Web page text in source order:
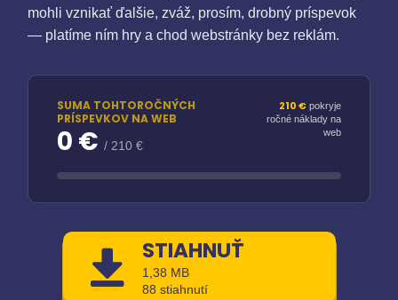
mohli vznikať ďalšie, zváž, prosím, drobný príspevok
— platíme ním hry a chod webstránky bez reklám.
SUMA TOHTOROČNÝCH
PRÍSPEVKOV NA WEB
0 €/ 210 €
210 €pokryje
ročné náklady na
web
STIAHNUŤ
1,38 MB
88 stiahnutí